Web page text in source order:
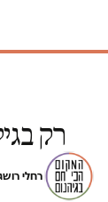
רק בגיל 16 הבנתי מה
רחלי